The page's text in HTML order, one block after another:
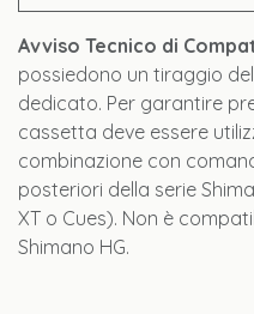
Avviso Tecnico di
possiedono un tiraggio
dedicato. Per garantire
cassetta deve essere
combinazione con
posteriori della serie
XT o Cues). Non è
Shimano HG.